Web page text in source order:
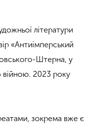
літератури
«Антиімперський
Штерна, у
війною. 2023 року
зокрема вже є